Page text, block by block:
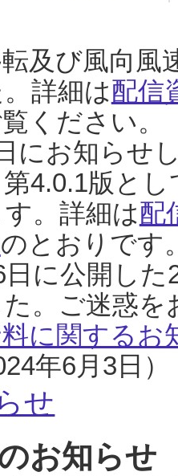
及び風向風
詳細は配信
ください。
にお知らせ
4.0.1版と
。詳細は配
のとおりです
に公開し
。ご迷惑
に関するお
年6月3日）
せ
お知らせ